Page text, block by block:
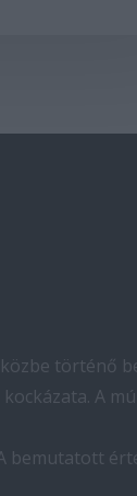
történő
A
bemutatott